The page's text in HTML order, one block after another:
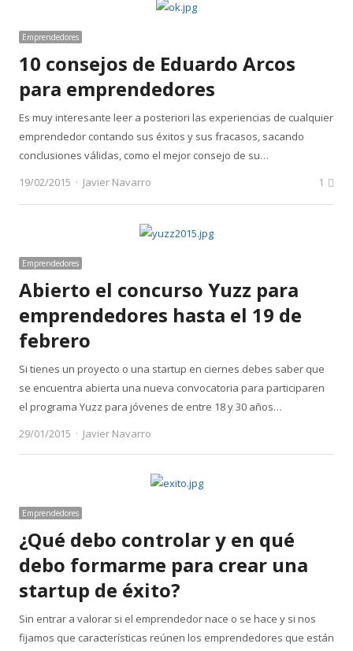
Emprendedores
10 consejos de Eduardo Arcos
para emprendedores
Es muy interesante leer a posteriori las experiencias de cualquier
emprendedor contando sus éxitos y sus fracasos, sacando
conclusiones válidas, como el mejor consejo de su…
19/02/2015
Author
Javier Navarro 1
Emprendedores
Abierto el concurso Yuzz para
emprendedores hasta el 19 de
febrero
Si tienes un proyecto o una startup en ciernes debes saber que
se encuentra abierta una nueva convocatoria para participaren
el programa Yuzz para jóvenes de entre 18 y 30 años…
29/01/2015
Author
Javier Navarro
Emprendedores
¿Qué debo controlar y en qué
debo formarme para crear una
startup de éxito?
Sin entrar a valorar si el emprendedor nace o se hace y si nos
fijamos que características reúnen los emprendedores que están